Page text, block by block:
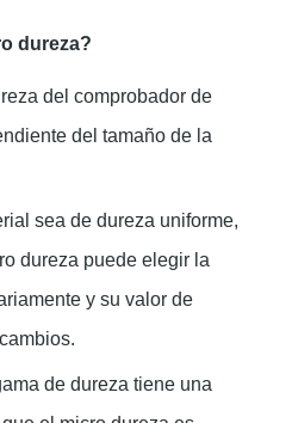
dureza?
del comprobador de
del tamaño de la
sea de dureza uniforme,
dureza puede elegir la
y su valor de
de dureza tiene una